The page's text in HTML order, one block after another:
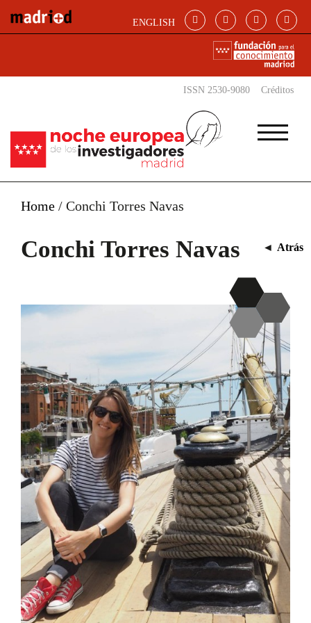
ENGLISH
ISSN 2530-9080 Créditos
Home / Conchi Torres Navas
Conchi Torres Navas ◄ Atrás